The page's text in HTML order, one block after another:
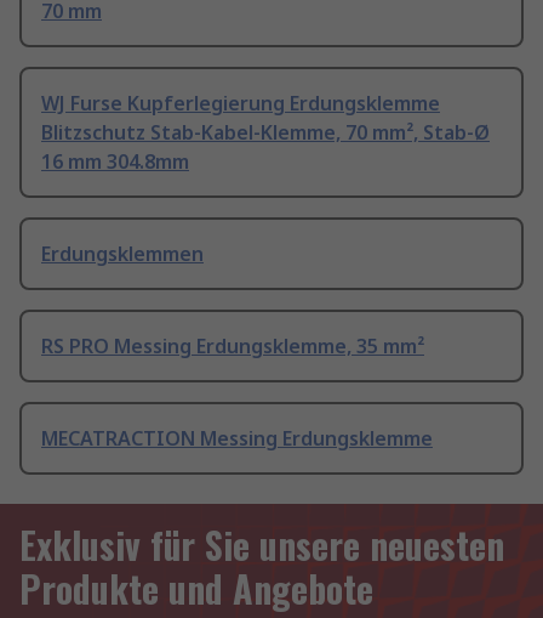
70 mm
WJ Furse Kupferlegierung Erdungsklemme
Blitzschutz Stab-Kabel-Klemme, 70 mm², Stab-Ø
16 mm 304.8mm
Erdungsklemmen
RS PRO Messing Erdungsklemme, 35 mm²
MECATRACTION Messing Erdungsklemme
Exklusiv für Sie unsere neuesten
Produkte und Angebote